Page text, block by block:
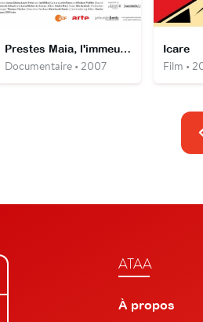
Prestes Maia, l'immeuble de la honte
Documentaire • 2007
Icare
Film •
ATAA
À propos